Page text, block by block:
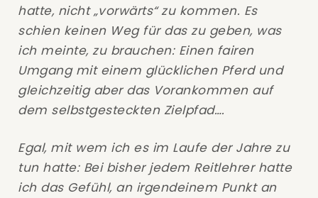
hatte, nicht „vorwärts“ zu kommen. Es
schien keinen Weg für das zu geben, was
ich meinte, zu brauchen: Einen fairen
Umgang mit einem glücklichen Pferd und
gleichzeitig aber das Vorankommen auf
dem selbstgesteckten Zielpfad….
Egal, mit wem ich es im Laufe der Jahre zu
tun hatte: Bei bisher jedem Reitlehrer hatte
ich das Gefühl, an irgendeinem Punkt an